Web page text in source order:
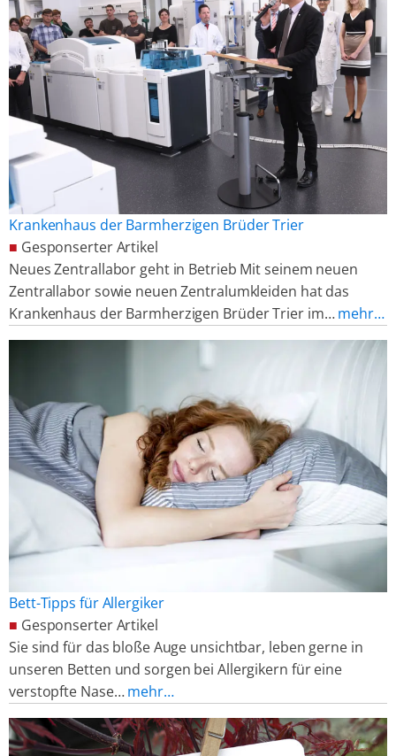
Krankenhaus der Barmherzigen Brüder Trier
■ Gesponserter Artikel
Neues Zentrallabor geht in Betrieb Mit seinem neuen
Zentrallabor sowie neuen Zentralumkleiden hat das
Krankenhaus der Barmherzigen Brüder Trier im…mehr…
Bett-Tipps für Allergiker
■ Gesponserter Artikel
Sie sind für das bloße Auge unsichtbar, leben gerne in
unseren Betten und sorgen bei Allergikern für eine
verstopfte Nase…mehr…